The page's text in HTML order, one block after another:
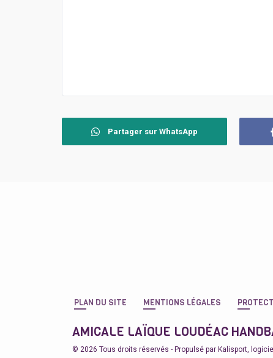
Partager sur WhatsApp
PLAN DU SITE MENTIONS LÉGALES
AMICALE LAÏQUE LOUDÉAC
© 2026 Tous droits réservés - Propulsé par Kalisport,